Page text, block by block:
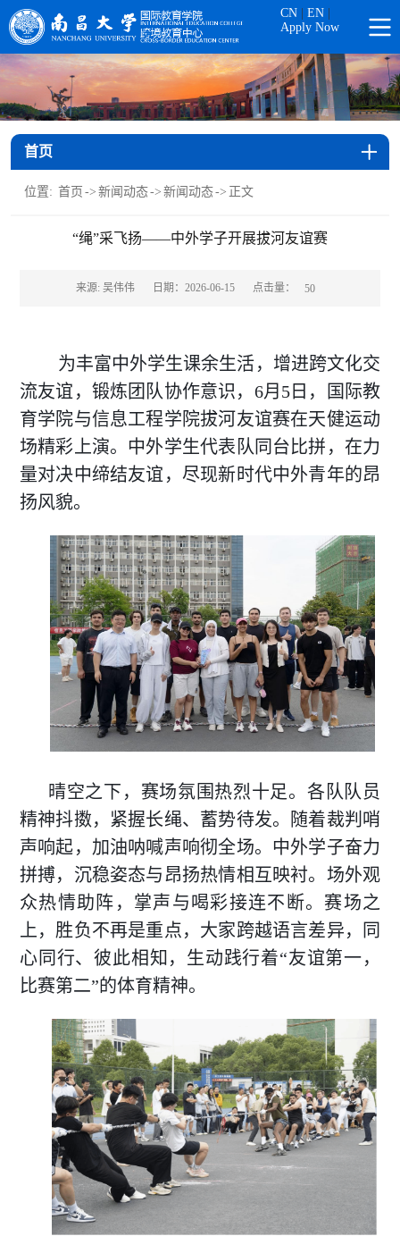
CN| EN|
Apply Now
首页
位置: 首页 -> 新闻动态-> 新闻动态-> 正文
“绳”采飞扬——中外学子开展拔河友谊赛
来源: 吴伟伟 日期：2026-06-15 点击量： 50
为丰富中外学生课余生活，增进跨文化交
流友谊，锻炼团队协作意识，6月5日，国际教
育学院与信息工程学院拔河友谊赛在天健运动
场精彩上演。中外学生代表队同台比拼，在力
量对决中缔结友谊，尽现新时代中外青年的昂
扬风貌。
晴空之下，赛场氛围热烈十足。各队队员
精神抖擞，紧握长绳、蓄势待发。随着裁判哨
声响起，加油呐喊声响彻全场。中外学子奋力
拼搏，沉稳姿态与昂扬热情相互映衬。场外观
众热情助阵，掌声与喝彩接连不断。赛场之
上，胜负不再是重点，大家跨越语言差异，同
心同行、彼此相知，生动践行着“友谊第一，
比赛第二”的体育精神。